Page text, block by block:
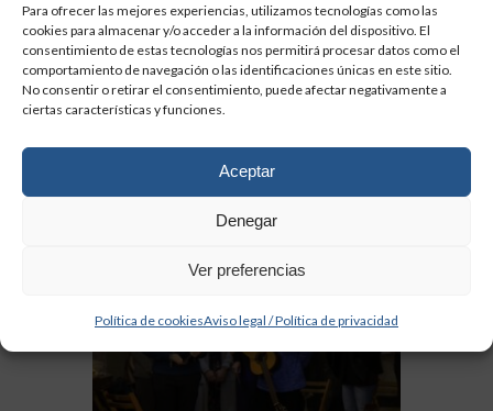
Para ofrecer las mejores experiencias, utilizamos tecnologías como las
cookies para almacenar y/o acceder a la información del dispositivo. El
consentimiento de estas tecnologías nos permitirá procesar datos como el
comportamiento de navegación o las identificaciones únicas en este sitio.
No consentir o retirar el consentimiento, puede afectar negativamente a
ciertas características y funciones.
Aceptar
Denegar
Ver preferencias
Política de cookiesAviso legal / Política de privacidad